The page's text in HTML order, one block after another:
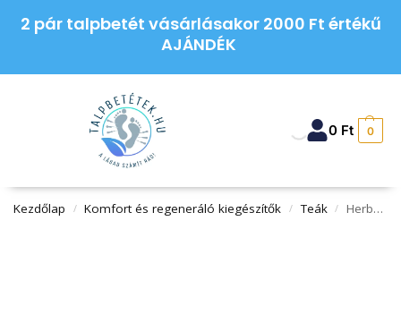
2 pár talpbetét vásárlásakor 2000 Ft értékű
AJÁNDÉK
0 Ft 0
Kezdőlap / Komfort és regeneráló kiegészítők / Teák / Herbex prémium lapacho tea 20x2g 40 g